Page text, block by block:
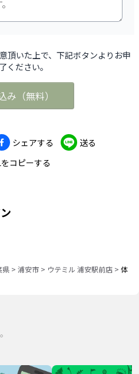
頂いた上で、下記ボタンよりお申
ください。
み （無料）
シェアする
送る
コピーする
県 > 浦安市 > ウテミル 浦安駅前店 > 体